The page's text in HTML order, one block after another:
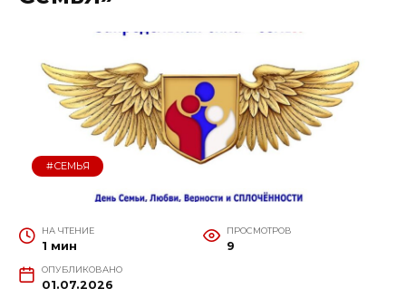
#СЕМЬЯ
НА ЧТЕНИЕ
1 мин
ПРОСМОТРОВ
9
ОПУБЛИКОВАНО
01.07.2026